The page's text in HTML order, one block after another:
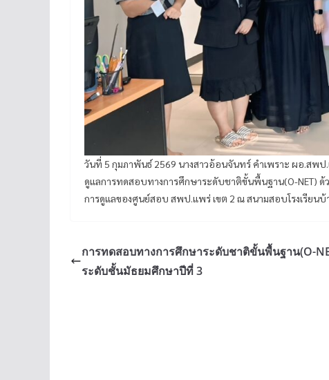
วันที่ 5 กุมภาพันธ์ 2569 นางสาวอ้อนจันทร์ คำเพราะ ผอ.ส
ดูแลการทดสอบทางการศึกษาระดับชาติขั้นพื้นฐาน(O-NET)
การดูแลของศูนย์สอบ สพป.แพร่ เขต 2 ณ สนามสอบโรงเรียนบ้
การทดสอบทางการศึกษาระดับชาติขั้นพื้นฐาน(O-
ระดับชั้นมัธยมศึกษาปีที่ 3